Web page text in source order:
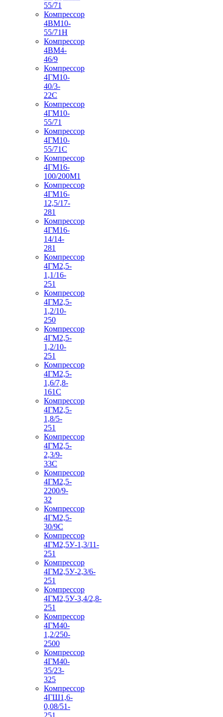
55/71
Компрессор
4ВМ10-
55/71Н
Компрессор
4ВМ4-
46/9
Компрессор
4ГМ10-
40/3-
22С
Компрессор
4ГМ10-
55/71
Компрессор
4ГМ10-
55/71С
Компрессор
4ГМ16-
100/200М1
Компрессор
4ГМ16-
12,5/17-
281
Компрессор
4ГМ16-
14/14-
281
Компрессор
4ГМ2,5-
1,1/16-
251
Компрессор
4ГМ2,5-
1,2/10-
250
Компрессор
4ГМ2,5-
1,2/10-
251
Компрессор
4ГМ2,5-
1,6/7,8-
161С
Компрессор
4ГМ2,5-
1,8/5-
251
Компрессор
4ГМ2,5-
2,3/9-
33С
Компрессор
4ГМ2,5-
2200/9-
32
Компрессор
4ГМ2,5-
30/9С
Компрессор
4ГМ2,5У-1,3/11-
251
Компрессор
4ГМ2,5У-2,3/6-
251
Компрессор
4ГМ2,5У-3,4/2,8-
251
Компрессор
4ГМ40-
1,2/250-
2500
Компрессор
4ГМ40-
35/23-
325
Компрессор
4ГШ1,6-
0,08/51-
251